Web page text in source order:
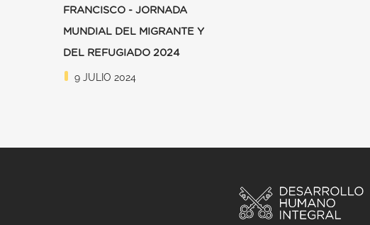
FRANCISCO - JORNADA
MUNDIAL DEL MIGRANTE Y
DEL REFUGIADO 2024
9 JULIO 2024